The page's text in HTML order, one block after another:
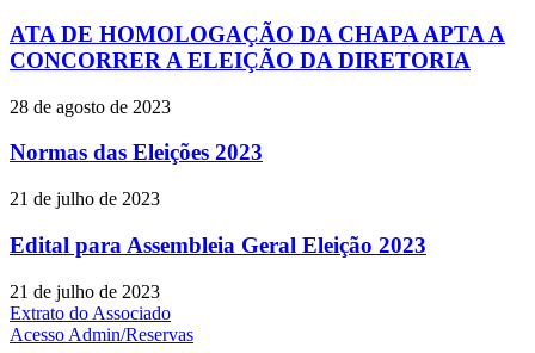
ATA DE HOMOLOGAÇÃO DA CHAPA APTA A
CONCORRER A ELEIÇÃO DA DIRETORIA
28 de agosto de 2023
Normas das Eleições 2023
21 de julho de 2023
Edital para Assembleia Geral Eleição 2023
21 de julho de 2023
Extrato do Associado
Acesso Admin/Reservas